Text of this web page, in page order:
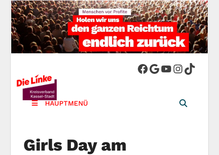
DIE LINKE.
Kreisverband
Kassel-Stadt
Die Linke in Stadt-Kassel
HAUPTMENÜ
Girls Day am